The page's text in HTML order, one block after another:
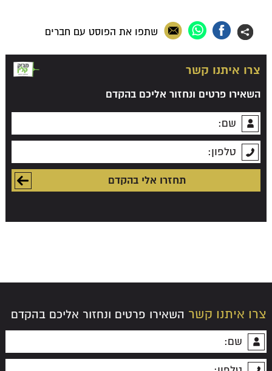
שתפו את הפוסט עם חברים
צרו איתנו קשר
השאירו פרטים ונחזור אליכם בהקדם
צרו איתנו קשר השאירו פרטים ונחזור אליכם בהקדם